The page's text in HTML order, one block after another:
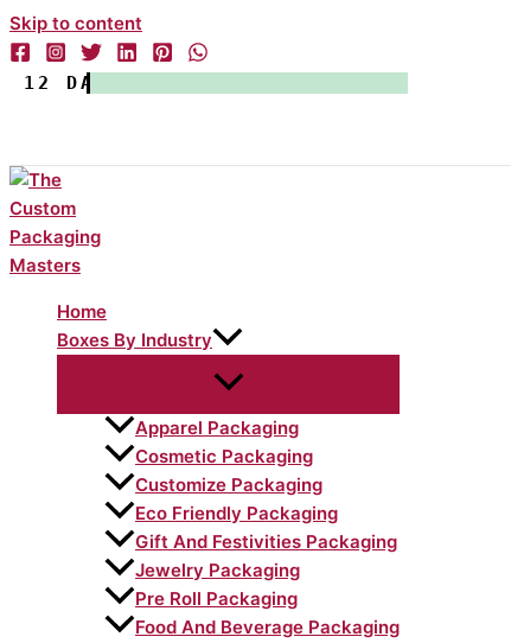
Skip to content
12 DAYS TURNED AROUND TIME.
Home
Boxes By Industry
Apparel Packaging
Cosmetic Packaging
Customize Packaging
Eco Friendly Packaging
Gift And Festivities Packaging
Jewelry Packaging
Pre Roll Packaging
Food And Beverage Packaging